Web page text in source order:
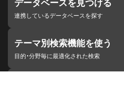
データベースを見つける
連携しているデータベースを探す
テーマ別検索機能を使う
目的・分野毎に最適化された検索